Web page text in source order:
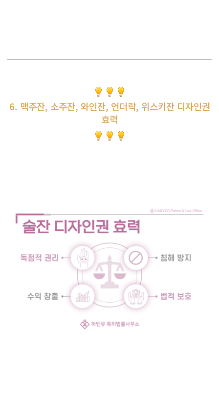
6. 맥주잔, 소주잔, 와인잔, 언더락, 위스키잔 디자인권
효력